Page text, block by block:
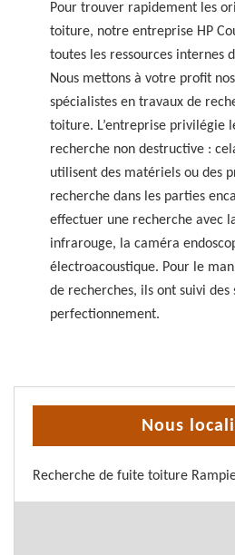
Pour trouver rapidement les
toiture, notre entreprise HP
toutes les ressources internes
Nous mettons à votre profit
spécialistes en travaux de
toiture. L’entreprise privilégie
recherche non destructive :
utilisent des matériels ou des
recherche dans les parties
effectuer une recherche avec
infrarouge, la caméra
électroacoustique. Pour le
de recherches, ils ont suivi des
perfectionnement.
Nous
Recherche de fuite toiture